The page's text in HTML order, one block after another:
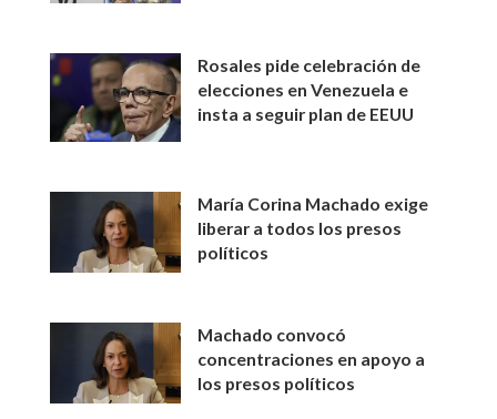
Rosales pide celebración de
elecciones en Venezuela e
insta a seguir plan de EEUU
María Corina Machado exige
liberar a todos los presos
políticos
Machado convocó
concentraciones en apoyo a
los presos políticos